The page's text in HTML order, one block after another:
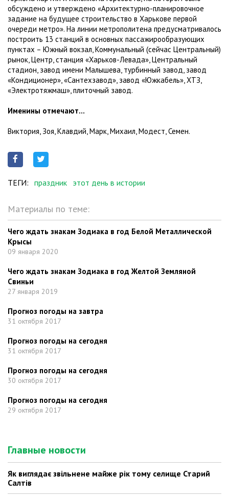
обсуждено и утверждено «Архитектурно-планировочное
задание на будущее строительство в Харькове первой
очереди метро». На линии метрополитена предусматривалось
построить 13 станций в основных пассажирообразующих
пунктах – Южный вокзал, Коммунальный (сейчас Центральный)
рынок, Центр, станция «Харьков-Левада», Центральный
стадион, завод имени Малышева, турбинный завод, завод
«Кондиционер», «Сантехзавод», завод «Южкабель», ХТЗ,
«Электротяжмаш», плиточный завод.
Именины отмечают...
Виктория, Зоя, Клавдий, Марк, Михаил, Модест, Семен.
ТЕГИ: праздник этот день в истории
Материалы по теме:
Чего ждать знакам Зодиака в год Белой Металлической
Крысы
09 января 2020
Чего ждать знакам Зодиака в год Желтой Земляной
Свиньи
27 января 2019
Прогноз погоды на завтра
31 октября 2017
Прогноз погоды на сегодня
31 октября 2017
Прогноз погоды на сегодня
30 октября 2017
Прогноз погоды на сегодня
29 октября 2017
Главные новости
Як виглядає звільнене майже рік тому селище Старий
Салтів